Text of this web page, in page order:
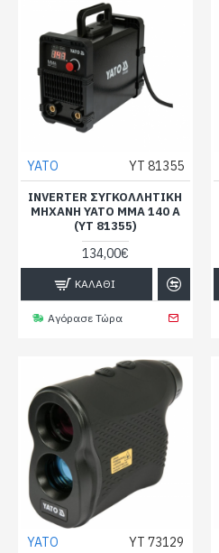
YATO YT 81355
INVERTER ΣΥΓΚΟΛΛΗΤΙΚΉ
ΜΗΧΑΝΉ YATO MMA 140 A
(YT 81355)
134,00€
ΚΑΛΆΘΙ
Αγόρασε Τώρα
YATO YT 73129